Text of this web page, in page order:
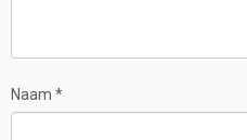
Naam *